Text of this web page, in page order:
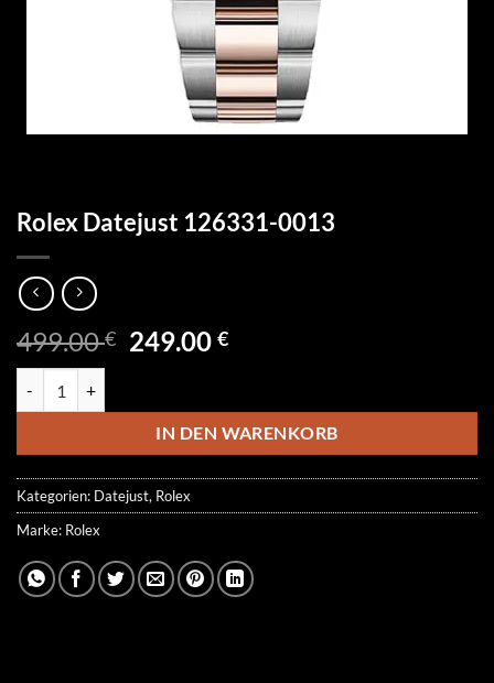
Rolex Datejust 126331-0013
499.00€ Ursprünglicher
499.00 €
249.00€Aktueller
249.00 €.
IN DEN WARENKORB
Kategorien: Datejust, Rolex
Marke: Rolex